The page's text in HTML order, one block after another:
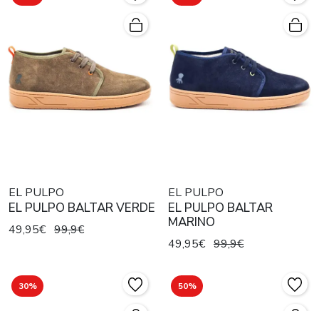
EL PULPO
EL PULPO BALTAR VERDE
49,95€ 99,9€
EL PULPO
EL PULPO BALTAR
MARINO
49,95€ 99,9€
30% 50%